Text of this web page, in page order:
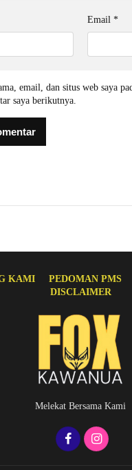
Email *
email, dan situs web saya
saya berikutnya.
KAMI PEDOMAN PMS
DISCLAIMER
Melekat Bersama Kami